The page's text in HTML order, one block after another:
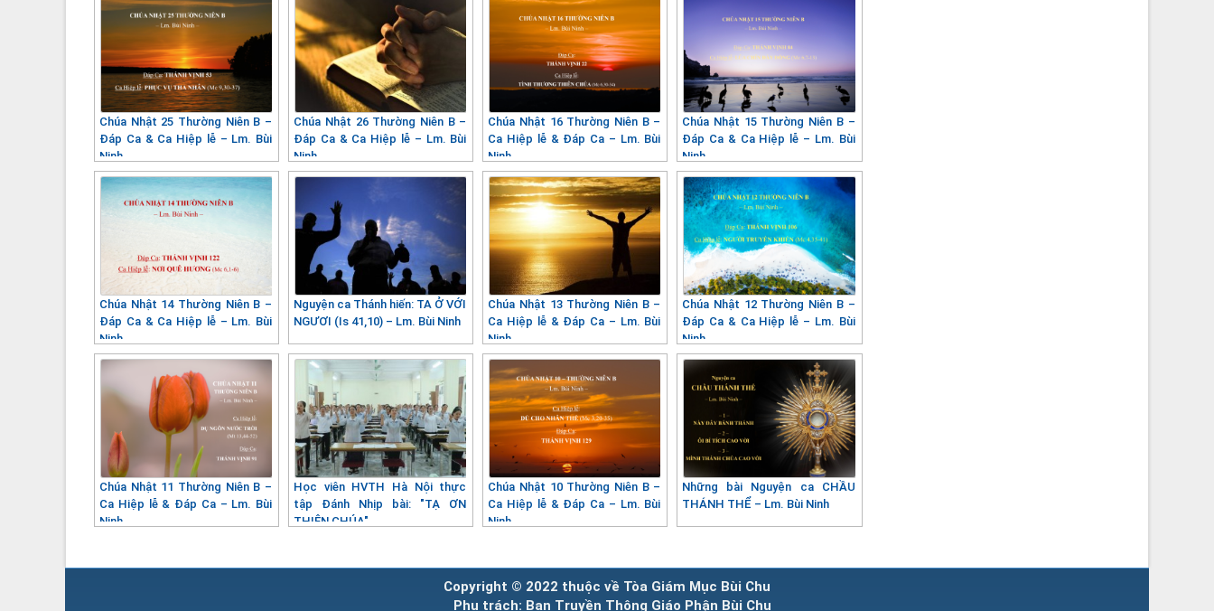
Chúa Nhật 25 Thường Niên B –
Đáp Ca & Ca Hiệp lễ – Lm. Bùi
Ninh
Chúa Nhật 26 Thường Niên B –
Đáp Ca & Ca Hiệp lễ – Lm. Bùi
Ninh
Chúa Nhật 16 Thường Niên B –
Ca Hiệp lễ & Đáp Ca – Lm. Bùi
Ninh
Chúa Nhật 15 Thường Niên B –
Đáp Ca & Ca Hiệp lễ – Lm. Bùi
Ninh
Chúa Nhật 14 Thường Niên B –
Đáp Ca & Ca Hiệp lễ – Lm. Bùi
Ninh
Nguyện ca Thánh hiến: TA Ở VỚI
NGƯƠI (Is 41,10) – Lm. Bùi Ninh
Chúa Nhật 13 Thường Niên B –
Ca Hiệp lễ & Đáp Ca – Lm. Bùi
Ninh
Chúa Nhật 12 Thường Niên B –
Đáp Ca & Ca Hiệp lễ – Lm. Bùi
Ninh
Chúa Nhật 11 Thường Niên B –
Ca Hiệp lễ & Đáp Ca – Lm. Bùi
Ninh
Học viên HVTH Hà Nội thực
tập Đánh Nhịp bài: "TẠ ƠN
THIÊN CHÚA"
Chúa Nhật 10 Thường Niên B –
Ca Hiệp lễ & Đáp Ca – Lm. Bùi
Ninh
Những bài Nguyện ca CHẦU
THÁNH THỂ – Lm. Bùi Ninh
Copyright © 2022 thuộc về Tòa Giám Mục Bùi Chu
Phụ trách: Ban Truyền Thông Giáo Phận Bùi Chu